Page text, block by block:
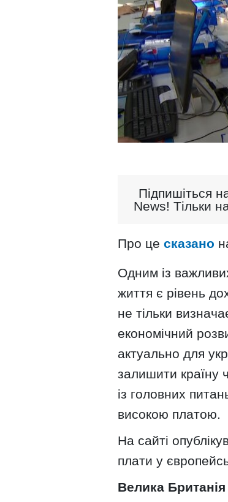
Підпишіться
News! Тільки
Про це сказано
Одним із
життя є рівень
не тільки
економічний
актуально для
залишити країну
із головних
високою платою.
На сайті
плати у
Велика Британія